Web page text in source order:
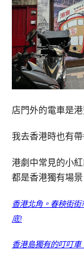
店門外的電車是
我去香港時也有
港劇中常見的小
都是香港獨有場
香港北角。春秧街
底!
香港島獨有的叮叮